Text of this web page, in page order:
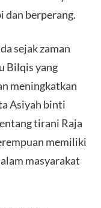
dan berperang.
sejak zaman
Bilqis yang
meningkatkan
Asiyah binti
tirani Raja
memiliki
masyarakat